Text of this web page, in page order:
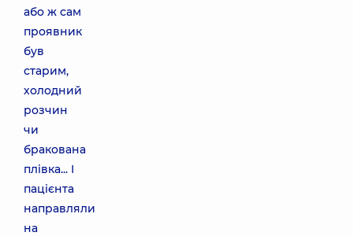
або ж сам
проявник
був
старим,
холодний
розчин
чи
бракована
плівка... І
пацієнта
направляли
на